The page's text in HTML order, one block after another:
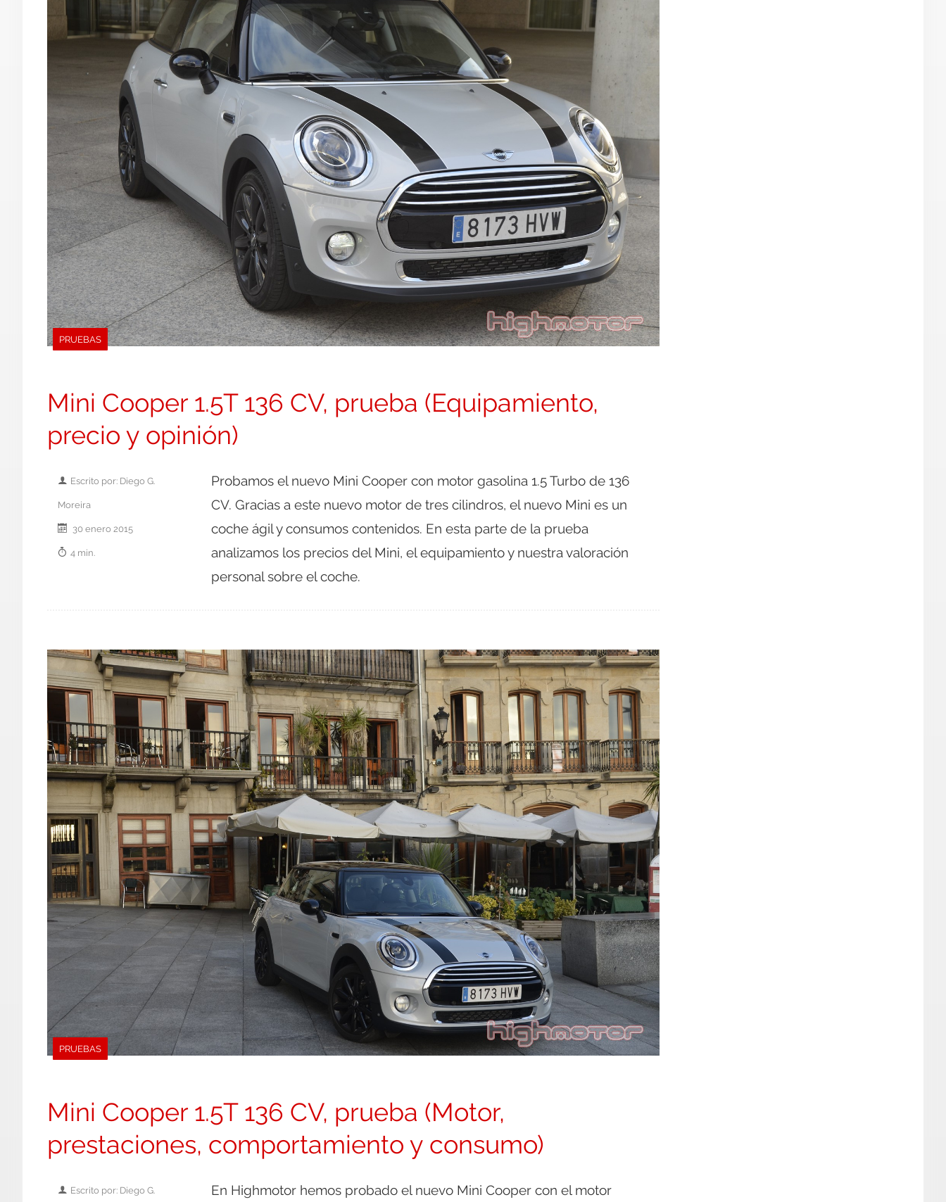
PRUEBAS
Mini Cooper 1.5T 136 CV, prueba (Equipamiento,
precio y opinión)
Escrito por: Diego G.
Moreira
30 enero 2015
4 min.
Probamos el nuevo Mini Cooper con motor gasolina 1.5 Turbo de 136
CV. Gracias a este nuevo motor de tres cilindros, el nuevo Mini es un
coche ágil y consumos contenidos. En esta parte de la prueba
analizamos los precios del Mini, el equipamiento y nuestra valoración
personal sobre el coche.
PRUEBAS
Mini Cooper 1.5T 136 CV, prueba (Motor,
prestaciones, comportamiento y consumo)
Escrito por: Diego G. En Highmotor hemos probado el nuevo Mini Cooper con el motor